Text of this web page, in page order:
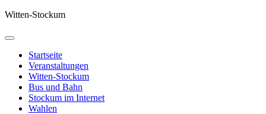
Witten-Stockum
Startseite
Veranstaltungen
Witten-Stockum
Bus und Bahn
Stockum im Internet
Wahlen